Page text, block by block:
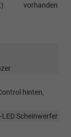
vorhanden
hinten,
LED Scheinwerfer